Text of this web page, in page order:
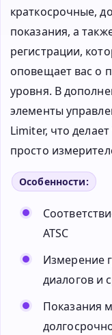
краткосрочные,
показания, а
регистрации,
оповещает вас о
уровня. В
элементы
Limiter, что
просто
Особенности:
ATSC
Измерение
диалогов и
Показания